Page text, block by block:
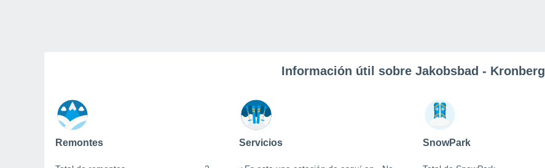
Información útil sobre Jakobsbad - Kronberg
Remontes Servicios SnowPark